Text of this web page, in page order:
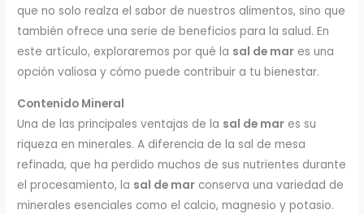
que no solo realza el sabor de nuestros alimentos, sino que
también ofrece una serie de beneficios para la salud. En
este artículo, exploraremos por qué la sal de mar es una
opción valiosa y cómo puede contribuir a tu bienestar.
Contenido Mineral
Una de las principales ventajas de la sal de mar es su
riqueza en minerales. A diferencia de la sal de mesa
refinada, que ha perdido muchos de sus nutrientes durante
el procesamiento, la sal de mar conserva una variedad de
minerales esenciales como el calcio, magnesio y potasio.